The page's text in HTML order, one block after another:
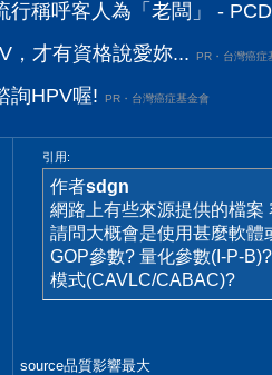
行稱呼客人為「老闆」 -
，才有資格說愛妳...
PR・台灣癌症
詢HPV喔! PR・台灣癌症基金會
引用:
作者sdgn
網路上有些來源提供的檔案
請問大概會是使用甚麼軟
GOP參數? 量化參數(I-P-B)?
模式(CAVLC/CABAC)?
source品質影響最大